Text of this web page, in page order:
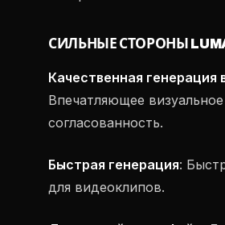
СИЛЬНЫЕ СТОРОНЫ
Качественная генерация
Впечатляющее
согласованность.
Быстрая генерация:
для видеоклипов.